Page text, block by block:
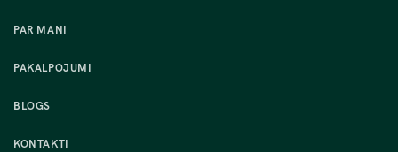
PAR MANI
PAKALPOJUMI
BLOGS
KONTAKTI